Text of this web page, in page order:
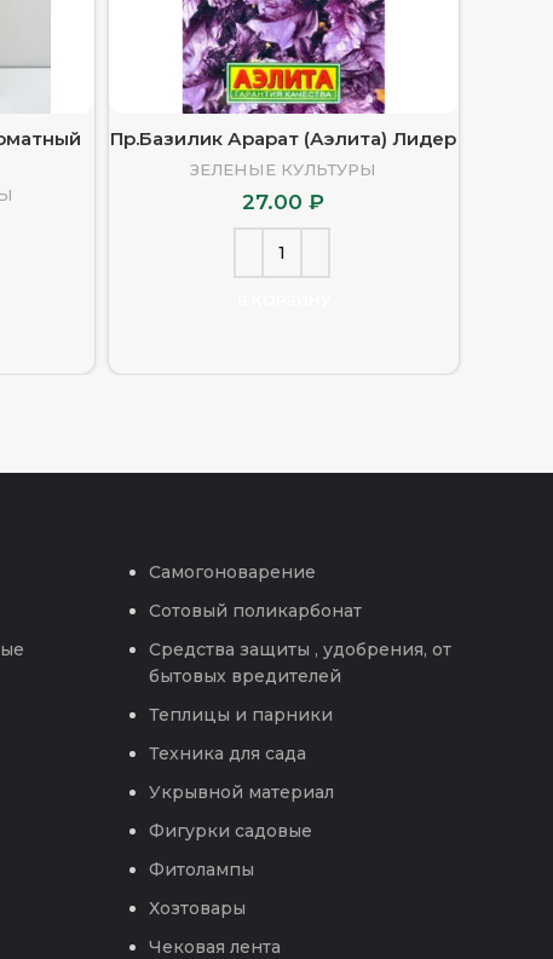
Пр.Базилик Арарат (Аэлита) Лидер
ЗЕЛЕНЫЕ КУЛЬТУРЫ
27.00₽
Самогоноварение
Сотовый поликарбонат
Средства защиты , удобрения, от
бытовых вредителей
Теплицы и парники
Техника для сада
Укрывной материал
Фигурки садовые
Фитолампы
Хозтовары
Чековая лента